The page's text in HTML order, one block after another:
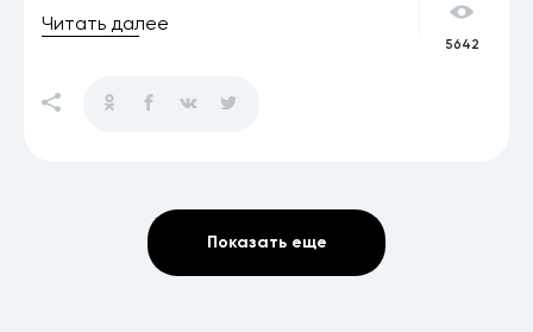
Читать далее
5642
Показать еще